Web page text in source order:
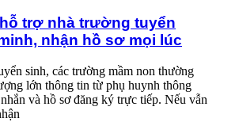
trợ nhà trường tuyển
nhận hồ sơ mọi lúc
sinh, các trường mầm non thường
lớn thông tin từ phụ huynh thông
và hồ sơ đăng ký trực tiếp. Nếu vẫn